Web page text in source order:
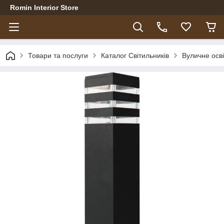
Romin Interior Store
Товари та послуги Каталог Світильників Вуличне